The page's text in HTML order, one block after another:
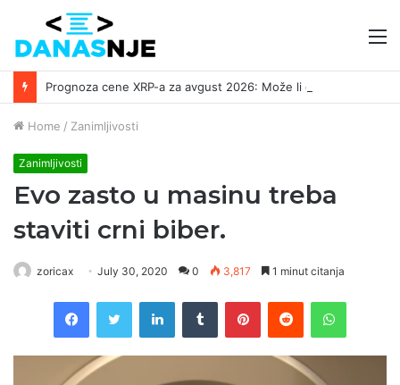
Home / Zanimljivosti
Zanimljivosti
Evo zasto u masinu treba
staviti crni biber.
zoricax July 30, 2020 0 3,817 1 minut citanja
FacebookTwitter LinkedInTumblr PinterestReddit